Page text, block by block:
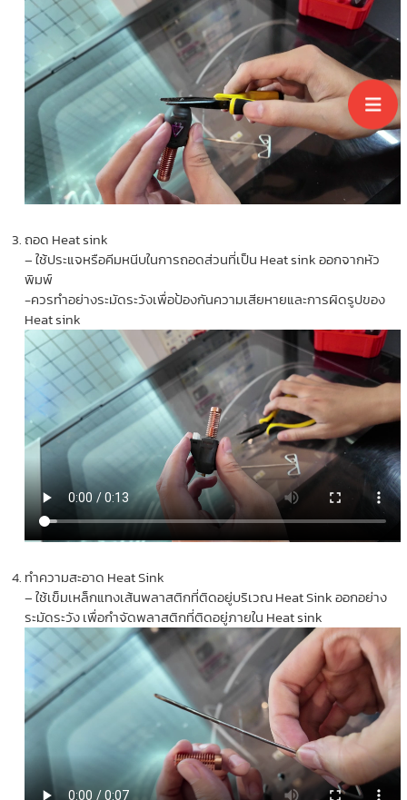
ถอด Heat sink
– ใช้ประแจหรือคีมหนีบในการถอดส่วนที่เป็น Heat sink ออกจากหัว
พิมพ์
-ควรทำอย่างระมัดระวังเพื่อป้องกันความเสียหายและการผิดรูปของ
Heat sink
ทำความสะอาด Heat Sink
– ใช้เข็มเหล็กแทงเส้นพลาสติกที่ติดอยู่บริเวณ Heat Sink ออกอย่าง
ระมัดระวัง เพื่อกำจัดพลาสติกที่ติดอยู่ภายใน Heat sink